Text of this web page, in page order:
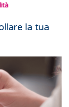
la tua